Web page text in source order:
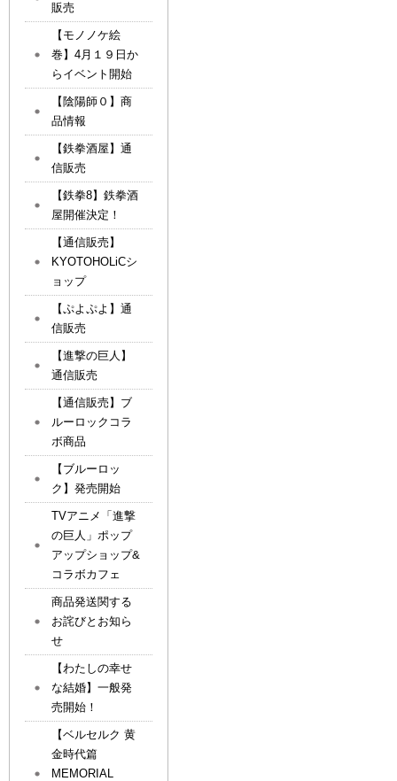
販売
【モノノケ絵
巻】4月１９日か
らイベント開始
【陰陽師０】商
品情報
【鉄拳酒屋】通
信販売
【鉄拳8】鉄拳酒
屋開催決定！
【通信販売】
KYOTOHOLiCシ
ョップ
【ぷよぷよ】通
信販売
【進撃の巨人】
通信販売
【通信販売】ブ
ルーロックコラ
ボ商品
【ブルーロッ
ク】発売開始
TVアニメ「進撃
の巨人」ポップ
アップショップ&
コラボカフェ
商品発送関する
お詫びとお知ら
せ
【わたしの幸せ
な結婚】一般発
売開始！
【ベルセルク 黄
金時代篇
MEMORIAL